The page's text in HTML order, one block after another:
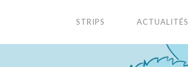
STRIPS ACTUALITÉS